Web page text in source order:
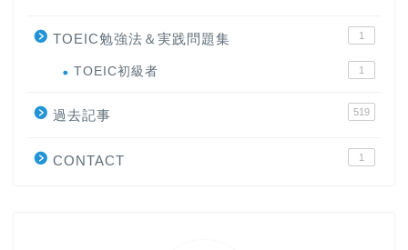
TOEIC勉強法＆実践問題集 1
TOEIC初級者 1
過去記事 519
CONTACT 1